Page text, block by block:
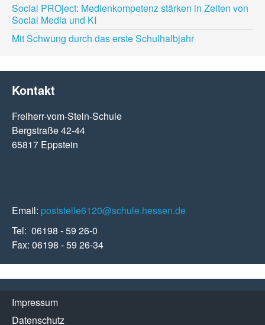
Social PROject: Medienkompetenz stärken in Zeiten von
Social Media und KI
Mit Schwung durch das erste Schulhalbjahr
Kontakt
Freiherr-vom-Stein-Schule
Bergstraße 42-44
65817 Eppstein
Email: poststelle6120@schule.hessen.de
Tel: 06198 - 59 26-0
Fax: 06198 - 59 26-34
Impressum
Datenschutz